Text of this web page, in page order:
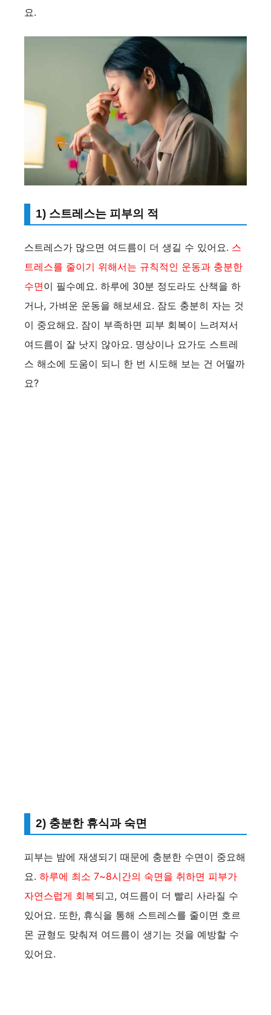
요.
1) 스트레스는 피부의 적
스트레스가 많으면 여드름이 더 생길 수 있어요. 스
트레스를 줄이기 위해서는 규칙적인 운동과 충분한
수면이 필수예요. 하루에 30분 정도라도 산책을 하
거나, 가벼운 운동을 해보세요. 잠도 충분히 자는 것
이 중요해요. 잠이 부족하면 피부 회복이 느려져서
여드름이 잘 낫지 않아요. 명상이나 요가도 스트레
스 해소에 도움이 되니 한 번 시도해 보는 건 어떨까
요?
2) 충분한 휴식과 숙면
피부는 밤에 재생되기 때문에 충분한 수면이 중요해
요. 하루에 최소 7~8시간의 숙면을 취하면 피부가
자연스럽게 회복되고, 여드름이 더 빨리 사라질 수
있어요. 또한, 휴식을 통해 스트레스를 줄이면 호르
몬 균형도 맞춰져 여드름이 생기는 것을 예방할 수
있어요.